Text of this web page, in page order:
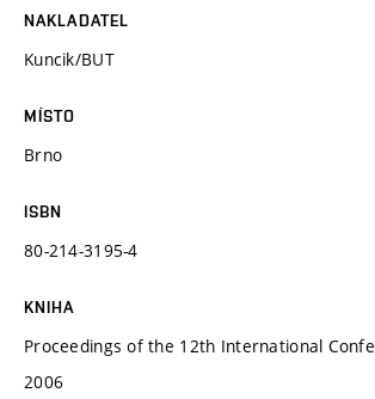
NAKLADATEL
Kuncik/BUT
MÍSTO
Brno
ISBN
80-214-3195-4
KNIHA
Proceedings of the 12th International
2006